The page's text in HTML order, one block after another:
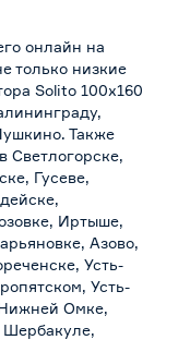
онлайн на
только низкие
Solito 100х160
Также
Светлогорске,
Гусеве,
Иртыше,
Азово,
Усть-
Усть-
Омке,
Шербакуле,